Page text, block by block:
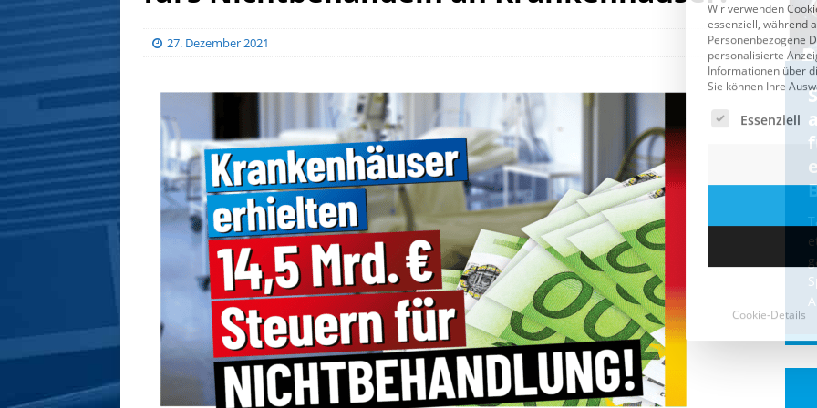
27. Dezember 2021
CDU & Ampel wollen nach
der Wahl wieder Afghanen
einfliegen: Zeit für ein
Asylmoratorium!
Die Bundesregierung und die CDU
halten die Wähler für dumm! Weil die
Stimmung wegen der von Afghanen
verübten Anschläge kippte, wurden die
Flüge vor der[...]
Cookie-Details